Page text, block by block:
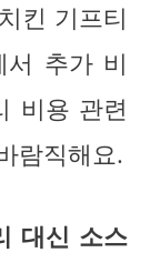
킨 기프티
서 추가 비
비용 관련
람직해요.
대신 소스